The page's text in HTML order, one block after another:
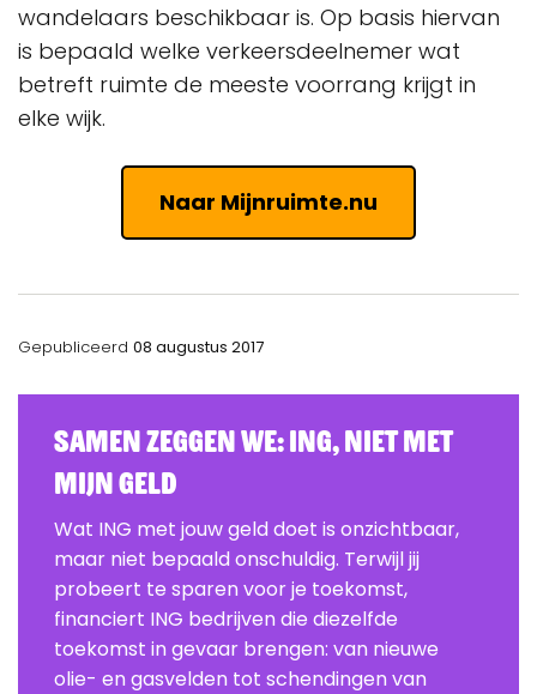
wandelaars beschikbaar is. Op basis hiervan
is bepaald welke verkeersdeelnemer wat
betreft ruimte de meeste voorrang krijgt in
elke wijk.
Naar Mijnruimte.nu
Gepubliceerd 08 augustus 2017
Samen zeggen we: ING, Niet Met
Mijn Geld
Wat ING met jouw geld doet is onzichtbaar,
maar niet bepaald onschuldig. Terwijl jij
probeert te sparen voor je toekomst,
financiert ING bedrijven die diezelfde
toekomst in gevaar brengen: van nieuwe
olie- en gasvelden tot schendingen van